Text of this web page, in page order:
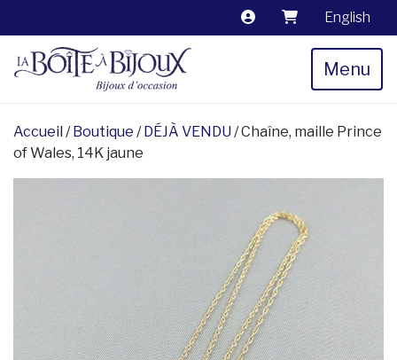
English
Menu
Accueil /Boutique /DÉJÀ VENDU / Chaîne, maille Prince
of Wales, 14K jaune